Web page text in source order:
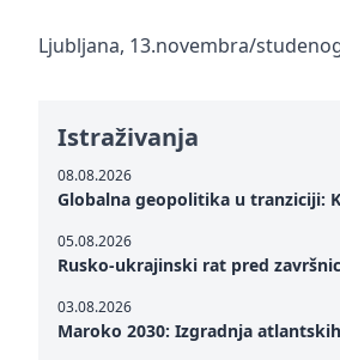
Ljubljana, 13.novembra/
Istraživanja
08.08.2026
05.08.2026
Rusko-ukrajinski rat pred
03.08.2026